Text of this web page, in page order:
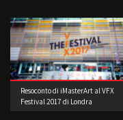
Resoconto di iMasterArt al VFX
Festival 2017 di Londra